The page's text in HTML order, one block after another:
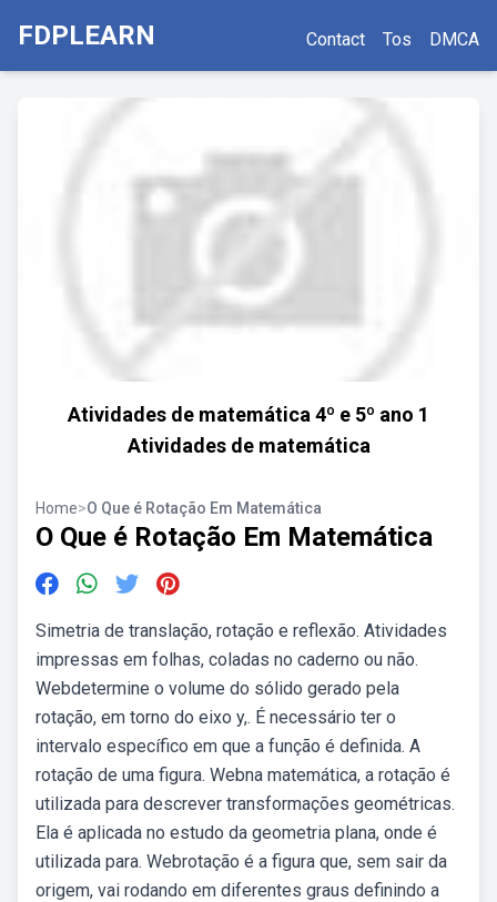
FDPLEARN Contact Tos DMCA
Atividades de matemática 4º e 5º ano 1
Atividades de matemática
Home>O Que é Rotação Em Matemática
O Que é Rotação Em Matemática
Simetria de translação, rotação e reflexão. Atividades
impressas em folhas, coladas no caderno ou não.
Webdetermine o volume do sólido gerado pela
rotação, em torno do eixo y,. É necessário ter o
intervalo específico em que a função é definida. A
rotação de uma figura. Webna matemática, a rotação é
utilizada para descrever transformações geométricas.
Ela é aplicada no estudo da geometria plana, onde é
utilizada para. Webrotação é a figura que, sem sair da
origem, vai rodando em diferentes graus definindo a